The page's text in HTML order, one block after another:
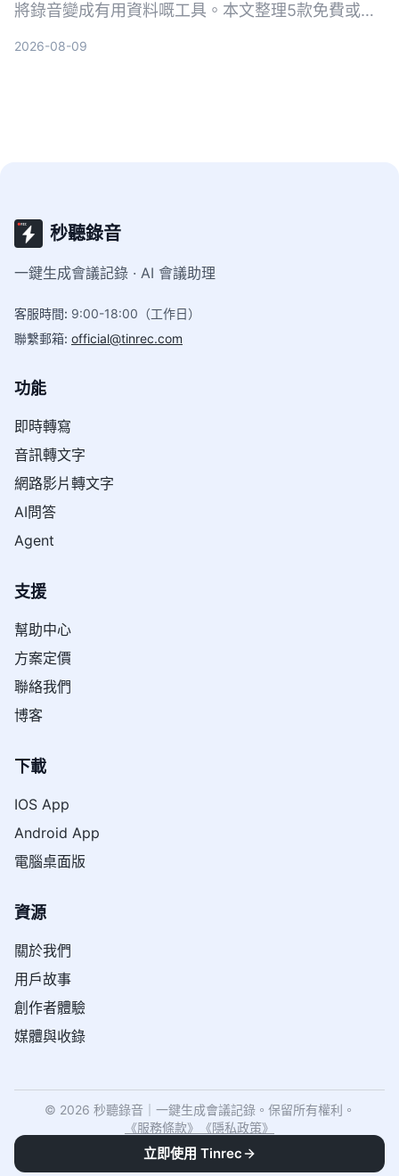
將錄音變成有用資料嘅工具。本文整理5款免費或含
2026-08-09
秒聽錄音
一鍵生成會議記錄 · AI 會議助理
客服時間: 9:00-18:00（工作日）
聯繫郵箱: official@tinrec.com
功能
即時轉寫
音訊轉文字
網路影片轉文字
AI問答
Agent
支援
幫助中心
方案定價
聯絡我們
博客
下載
IOS App
Android App
電腦桌面版
資源
關於我們
用戶故事
創作者體驗
媒體與收錄
© 2026 秒聽錄音｜一鍵生成會議記錄。保留所有權利。
《服務條款》 《隱私政策》
立即使用 Tinrec